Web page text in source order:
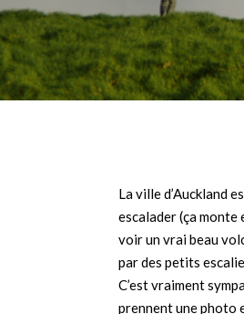
La ville d’Auckland
escalader (ça
voir un vrai beau
par des petits
C’est vraiment
prennent une photo